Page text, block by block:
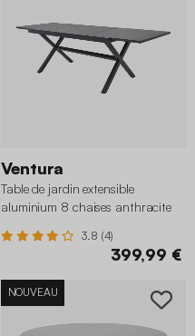
Ventura
Table de jardin extensible
aluminium 8 chaises anthracite
3.8 (4)
399,99 €
NOUVEAU